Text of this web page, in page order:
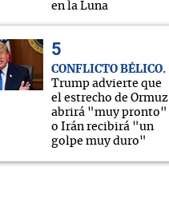
en la Luna
CONFLICTO BÉLICO
Trump advierte que
el estrecho de Ormuz
abrirá "muy pronto"
o Irán recibirá "un
golpe muy duro"